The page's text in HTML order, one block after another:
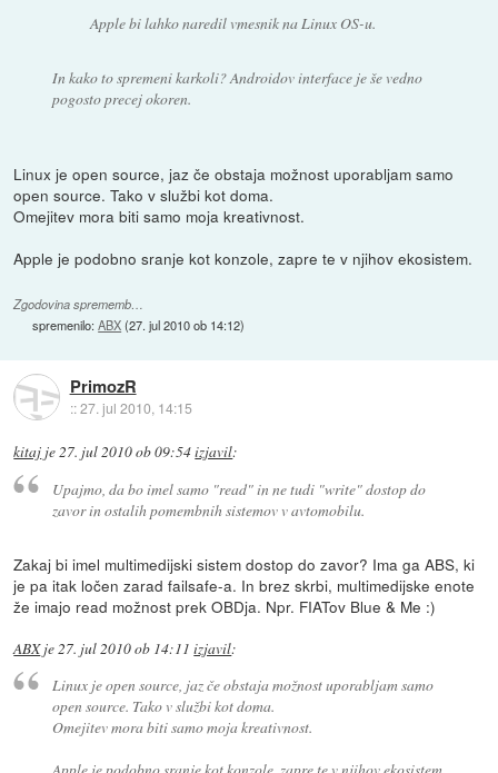
Apple bi lahko naredil vmesnik na Linux OS-u.
In kako to spremeni karkoli? Androidov interface je še vedno
pogosto precej okoren.
Linux je open source, jaz če obstaja možnost uporabljam samo
open source. Tako v službi kot doma.
Omejitev mora biti samo moja kreativnost.
Apple je podobno sranje kot konzole, zapre te v njihov ekosistem.
Zgodovina sprememb…
spremenilo:ABX(27. jul 2010 ob 14:12)
PrimozR
::27. jul 2010, 14:15
kitaj je27. jul 2010 ob 09:54izjavil:
Upajmo, da bo imel samo "read" in ne tudi "write" dostop do
zavor in ostalih pomembnih sistemov v avtomobilu.
Zakaj bi imel multimedijski sistem dostop do zavor? Ima ga ABS, ki
je pa itak ločen zarad failsafe-a. In brez skrbi, multimedijske enote
že imajo read možnost prek OBDja. Npr. FIATov Blue & Me :)
ABXje27. jul 2010 ob 14:11 izjavil:
Linux je open source, jaz če obstaja možnost uporabljam samo
open source. Tako v službi kot doma.
Omejitev mora biti samo moja kreativnost.